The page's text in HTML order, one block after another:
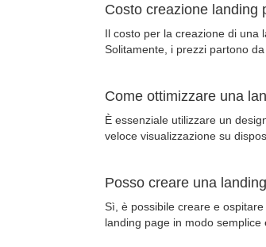
Costo creazione landing
Il costo per la creazione di una
Solitamente, i prezzi partono
Come ottimizzare una
È essenziale utilizzare un
veloce visualizzazione su
Posso creare una
Sì, è possibile creare e
landing page in modo semplice